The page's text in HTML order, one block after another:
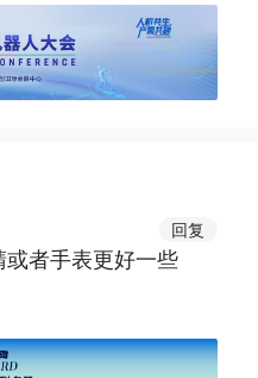
回复
者手表更好一些